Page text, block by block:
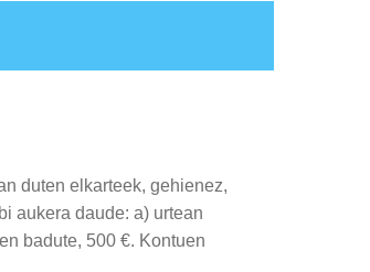
duten elkarteek, gehienez,
aukera daude: a) urtean
badute, 500 €. Kontuen